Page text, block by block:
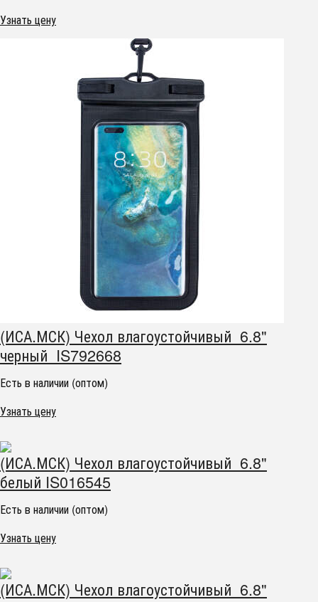
Узнать цену
(ИСА.МСК) Чехол влагоустойчивый 6.8"
черный IS792668
Есть в наличии (оптом)
Узнать цену
(ИСА.МСК) Чехол влагоустойчивый 6.8"
белый IS016545
Есть в наличии (оптом)
Узнать цену
(ИСА.МСК) Чехол влагоустойчивый 6.8"